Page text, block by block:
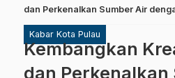
dan Perkenalkan Sumber Air
Kabar Kota Pulau
Kembangkan
dan Perkenalkan